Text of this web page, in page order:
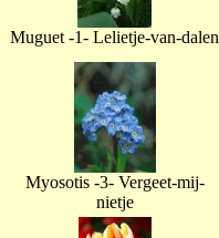
Muguet -1- Lelietje-van-dalen
Myosotis -3- Vergeet-mij-
nietje